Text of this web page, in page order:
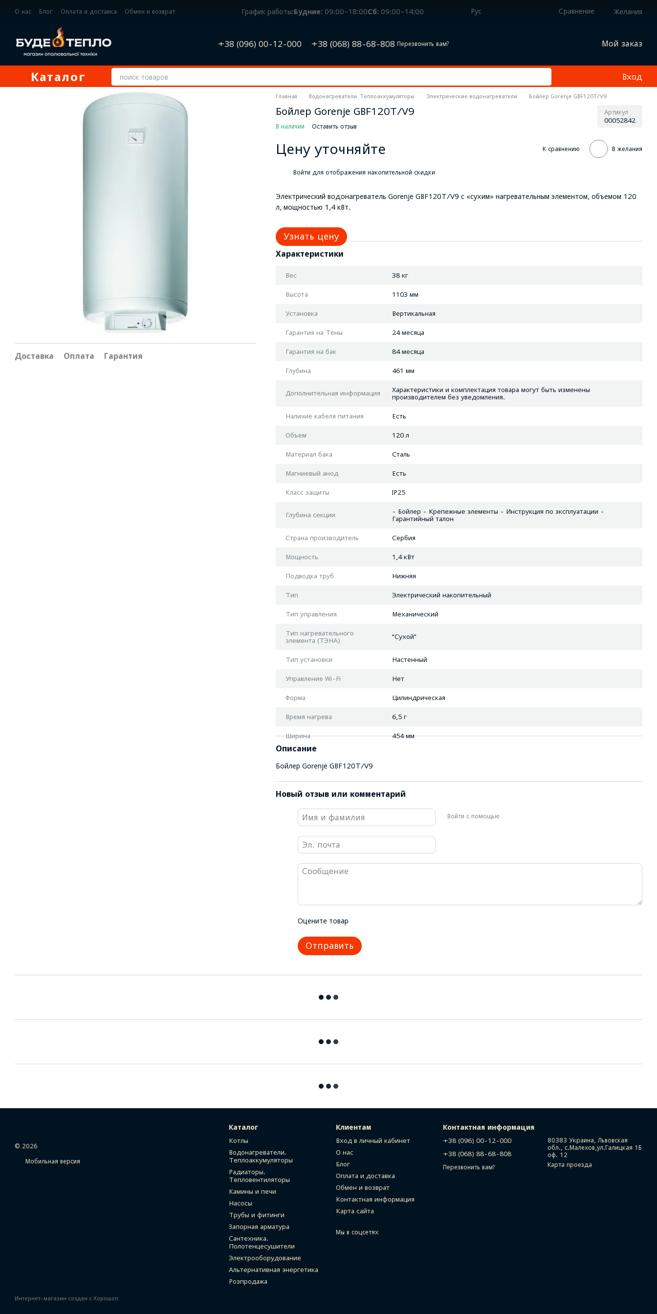
О нас Блог Оплата и доставка
Обмен и возврат
График работы:Будние: 09:00–18:00Сб: 09:00–14:00 Рус Сравнение Желания
+38 (096) 00-12-000 +38 (068) 88-68-808 Перезвонить вам? Мой заказ
Каталог Вход
Доставка Оплата Гарантия
Главная Водонагреватели. Теплоаккумуляторы Электрические водонагреватели Бойлер Gorenje GBF120T/V9
Бойлер Gorenje GBF120T/V9 Артикул
00052842
В наличии Оставить отзыв
Цену уточняйте К сравнению В желания
Войти для отображения накопительной скидки
Электрический водонагреватель Gorenje GBF120T/V9 с «сухим» нагревательным элементом, объемом 120
л, мощностью 1,4 кВт.
Узнать цену
Характеристики
Вес 38 кг
Высота 1103 мм
Установка Вертикальная
Гарантия на Тены 24 месяца
Гарантия на бак 84 месяца
Глубина 461 мм
Дополнительная информация
Характеристики и комплектация товара могут быть изменены
производителем без уведомления.
Наличие кабеля питания Есть
Объем 120 л
Материал бака Сталь
Магниевый анод Есть
Класс защиты IP25
Глубина секции
- Бойлер - Крепежные элементы - Инструкция по эксплуатации -
Гарантийный талон
Страна производитель Сербия
Мощность 1,4 кВт
Подводка труб Нижняя
Тип Электрический накопительный
Тип управления Механический
Тип нагревательного
элемента (ТЭНА)
"Сухой"
Тип установки Настенный
Управление Wi-Fi Нет
Форма Цилиндрическая
Время нагрева 6,5 г
Ширина 454 мм
Описание
Бойлер Gorenje GBF120T/V9
Новый отзыв или комментарий
Войти с помощью
Оцените товар
Отправить
© 2026
Мобильная версия
Интернет-магазин создан с Хорошоп
Каталог
Котлы
Водонагреватели.
Теплоаккумуляторы
Радиаторы.
Тепловентиляторы
Камины и печи
Насосы
Трубы и фитинги
Запорная арматура
Сантехника.
Полотенцесушители
Электрооборудование
Альтернативная энергетика
Розпродажа
Клиентам
Вход в личный кабинет
О нас
Блог
Оплата и доставка
Обмен и возврат
Контактная информация
Карта сайта
Мы в соцсетях
Контактная информация
+38 (096) 00-12-000
+38 (068) 88-68-808
Перезвонить вам?
80383 Украина, Львовская
обл., с.Малехов,ул.Галицкая 1Б
оф. 12
Карта проезда